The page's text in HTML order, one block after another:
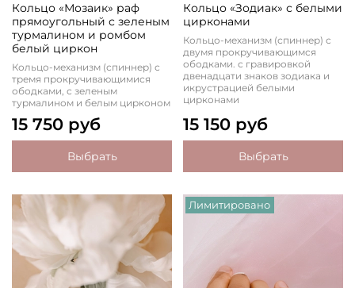
Кольцо «Мозаик» раф
прямоугольный с зеленым
турмалином и ромбом
белый циркон
Кольцо-механизм (спиннер) с
тремя прокручивающимися
ободками, с зеленым
турмалином и белым цирконом
15 750 руб
Выбрать
Кольцо «Зодиак» с белыми
цирконами
Кольцо-механизм (спиннер) с
двумя прокручивающимся
ободками. с гравировкой
двенадцати знаков зодиака и
икрустрацией белыми
цирконами
15 150 руб
Выбрать
Лимитировано